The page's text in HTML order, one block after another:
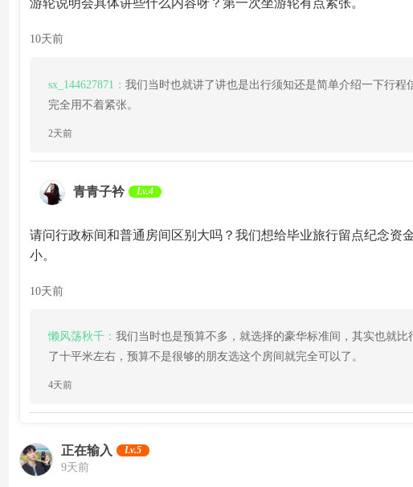
游轮说明会具体讲些什么内容呀？第一次坐游轮有点紧张。
10天前
sx_144627871：我们当时也就讲了讲也是出行须知还是简单介绍一下行程
完全用不着紧张。
2天前
青青子衿 Lv.4
请问行政标间和普通房间区别大吗？我们想给毕业旅行留点纪念资
小。
10天前
懒风荡秋千：我们当时也是预算不多，就选择的豪华标准间，其实也就比
了十平米左右，预算不是很够的朋友选这个房间就完全可以了。
4天前
正在输入 Lv.5
9天前